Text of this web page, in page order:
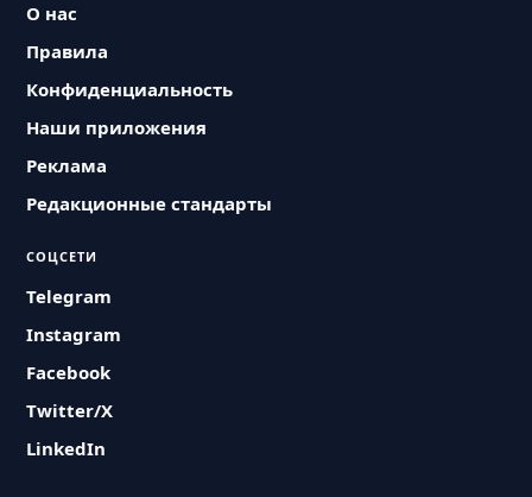
О нас
Правила
Конфиденциальность
Наши приложения
Реклама
Редакционные стандарты
СОЦСЕТИ
Telegram
Instagram
Facebook
Twitter/X
LinkedIn